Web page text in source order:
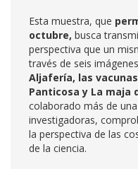
Esta muestra, que
octubre, busca
perspectiva que un
través de seis
Aljafería, las
Panticosa y La maja
colaborado más de
investigadoras,
la perspectiva de las
de la ciencia.